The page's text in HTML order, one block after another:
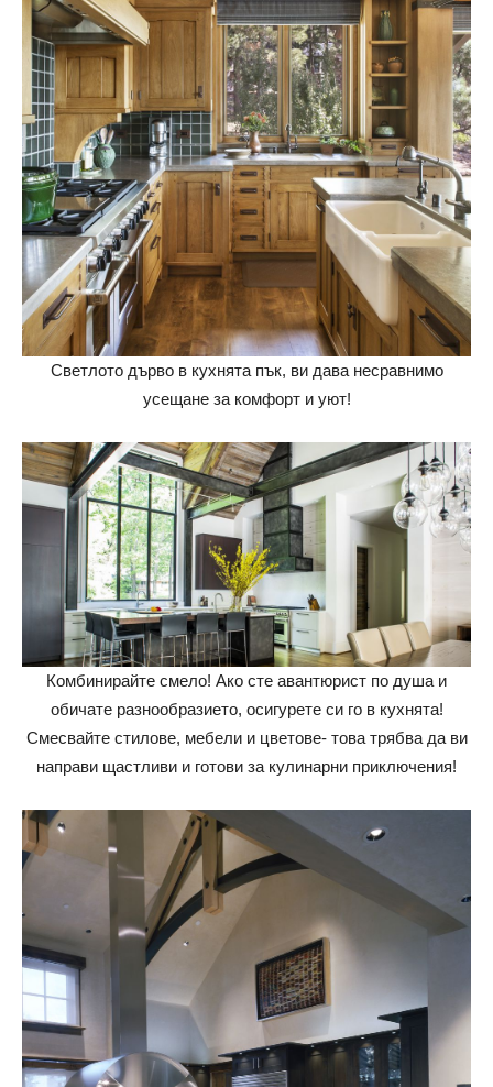
Светлото дърво в кухнята пък, ви дава несравнимо
усещане за комфорт и уют!
Комбинирайте смело! Ако сте авантюрист по душа и
обичате разнообразието, осигурете си го в кухнята!
Смесвайте стилове, мебели и цветове- това трябва да ви
направи щастливи и готови за кулинарни приключения!